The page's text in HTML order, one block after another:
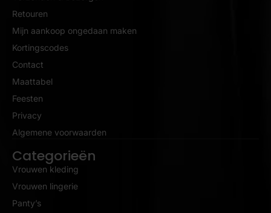
Retouren
Mijn aankoop ongedaan maken
Kortingscodes
Contact
Maattabel
Feesten
Privacy
Algemene voorwaarden
Categorieën
Vrouwen kleding
Vrouwen lingerie
Panty’s